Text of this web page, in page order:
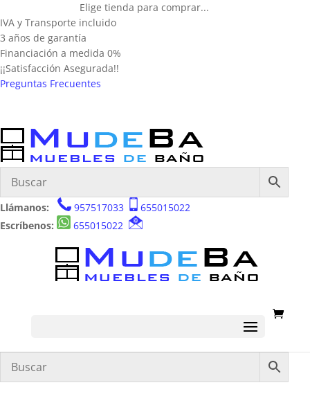
Elige tienda para comprar...
IVA y Transporte incluido
3 años de garantía
Financiación a medida 0%
¡¡Satisfacción Asegurada!!
Preguntas Frecuentes
Llámanos: 957517033
655015022
Escríbenos:
655015022